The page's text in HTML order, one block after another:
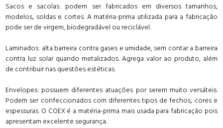
Sacos e sacolas: podem ser fabricados em diversos tamanhos,
modelos, soldas e cortes. A matéria-prima utilizada para a fabricação
pode ser de virgem, biodegradável ou reciclável.
Laminados: alta barreira contra gases e umidade, sem contar a barreira
contra luz solar quando metalizados. Agrega valor ao produto, além
de contribuir nas questões estéticas.
Envelopes: possuem diferentes atuações por serem muito versáteis.
Podem ser confeccionados com diferentes tipos de fechos, cores e
espessuras. O COEX é a matéria-prima mais usada para fabricação pois
apresentam excelente segurança.